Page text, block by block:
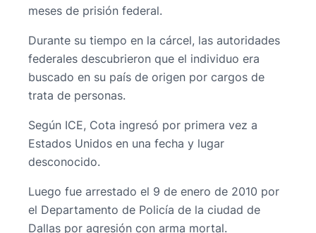
meses de prisión federal.
Durante su tiempo en la cárcel, las autoridades
federales descubrieron que el individuo era
buscado en su país de origen por cargos de
trata de personas.
Según ICE, Cota ingresó por primera vez a
Estados Unidos en una fecha y lugar
desconocido.
Luego fue arrestado el 9 de enero de 2010 por
el Departamento de Policía de la ciudad de
Dallas por agresión con arma mortal.